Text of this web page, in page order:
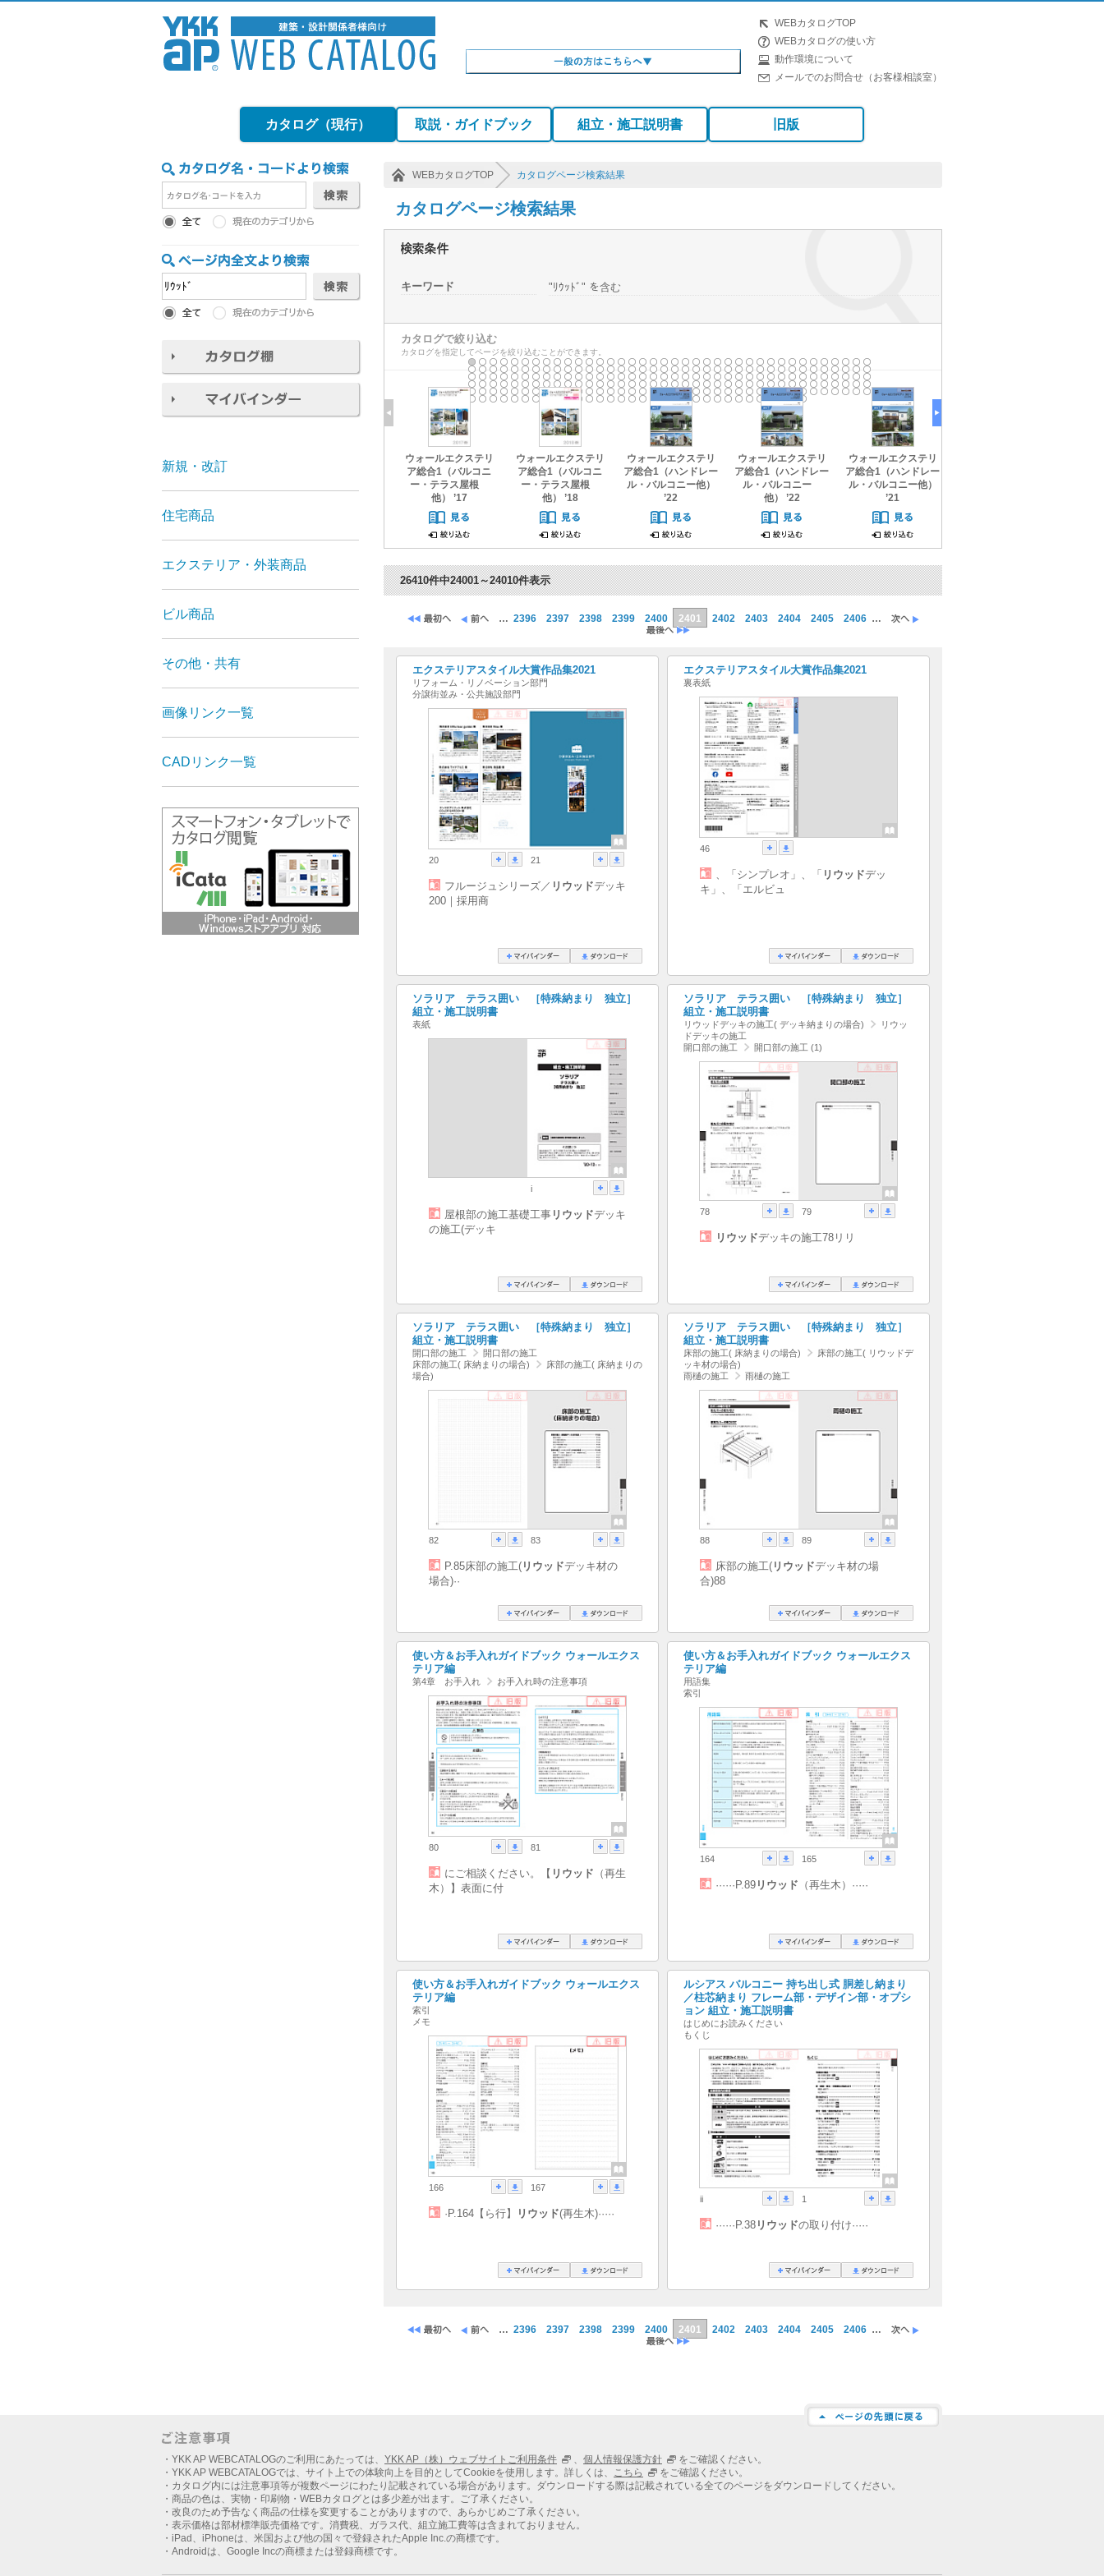
WEBカタログTOP
WEBカタログの使い方
動作環境について
メールでのお問合せ（お客様相談室）
カタログ（現行） 取説・ガイドブック 組立・施工説明書 旧版
WEBカタログTOP カタログページ検索結果
カタログページ検索結果
キーワード "ﾘｳｯﾄﾞ" を含む
カタログで絞り込む
カタログを指定してページを絞り込むことができます。
ウォールエクステリ
ア総合1（バルコニ
ー・テラス屋根
他） ’17
ウォールエクステリ
ア総合1（バルコニ
ー・テラス屋根
他） ’18
ウォールエクステリ
ア総合1（ハンドレー
ル・バルコニー他）
’22
ウォールエクステリ
ア総合1（ハンドレー
ル・バルコニー
他） ’22
ウォールエクステリ
ア総合1（ハンドレー
ル・バルコニー他）
’21
26410件中24001～24010件表示
… 2396 2397 2398 2399 2400 2401 2402 2403 2404 2405 2406 …
エクステリアスタイル大賞作品集2021
リフォーム・リノベーション部門
分譲街並み・公共施設部門
20 21
フルージュシリーズ／ リウッドデッキ
200｜採用商
エクステリアスタイル大賞作品集2021
裏表紙
46
、「シンプレオ」、「 リウッドデッ
キ」、「エルビュ
ソラリア テラス囲い ［特殊納まり 独立］
組立・施工説明書
表紙
i
屋根部の施工基礎工事 リウッドデッキ
の施工(デッキ
ソラリア テラス囲い ［特殊納まり 独立］
組立・施工説明書
リウッドデッキの施工( デッキ納まりの場合)
リウッ
ドデッキの施工
開口部の施工
開口部の施工 (1)
78 79
リウッドデッキの施工78リリ
ソラリア テラス囲い ［特殊納まり 独立］
組立・施工説明書
開口部の施工
開口部の施工
床部の施工( 床納まりの場合)
床部の施工( 床納まりの
場合)
82 83
P.85床部の施工( リウッドデッキ材の
場合)··
ソラリア テラス囲い ［特殊納まり 独立］
組立・施工説明書
床部の施工( 床納まりの場合)
床部の施工( リウッドデ
ッキ材の場合)
雨樋の施工
雨樋の施工
88 89
床部の施工( リウッドデッキ材の場
合)88
使い方＆お手入れガイドブック ウォールエクス
テリア編
第4章 お手入れ お手入れ時の注意事項
80 81
にご相談ください。【 リウッド （再生
木）】表面に付
使い方＆お手入れガイドブック ウォールエクス
テリア編
用語集
索引
164 165
······P.89 リウッド （再生木）·····
使い方＆お手入れガイドブック ウォールエクス
テリア編
索引
メモ
166 167
·P.164【ら行】 リウッド(再生木)·····
ルシアス バルコニー 持ち出し式 胴差し納まり
／柱芯納まり フレーム部・デザイン部・オプシ
ョン 組立・施工説明書
はじめにお読みください
もくじ
ii 1
······P.38 リウッドの取り付け·····
… 2396 2397 2398 2399 2400 2401 2402 2403 2404 2405 2406 …
新規・改訂
住宅商品
エクステリア・外装商品
ビル商品
その他・共有
画像リンク一覧
CADリンク一覧
・YKK AP WEBCATALOGのご利用にあたっては、 YKK AP（株）ウェブサイトご利用条件 、 個人情報保護方針
をご確認ください。
・YKK AP WEBCATALOGでは、サイト上での体験向上を目的としてCookieを使用します。詳しくは、 こちら
をご確認ください。
・カタログ内には注意事項等が複数ページにわたり記載されている場合があります。ダウンロードする際は記載されている全てのページをダウンロードしてください。
・商品の色は、実物・印刷物・WEBカタログとは多少差が出ます。ご了承ください。
・改良のため予告なく商品の仕様を変更することがありますので、あらかじめご了承ください。
・表示価格は部材標準販売価格です。消費税、ガラス代、組立施工費等は含まれておりません。
・iPad、iPhoneは、米国および他の国々で登録されたApple Inc.の商標です。
・Androidは、Google Incの商標または登録商標です。